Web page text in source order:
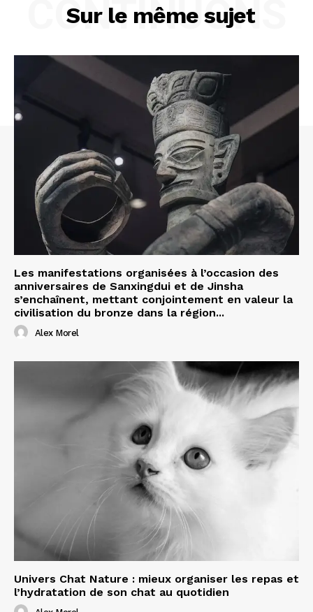
Sur le même sujet
CONTINUONS
Les manifestations organisées à l’occasion des
anniversaires de Sanxingdui et de Jinsha
s’enchaînent, mettant conjointement en valeur la
civilisation du bronze dans la région...
Alex Morel
Univers Chat Nature : mieux organiser les repas et
l’hydratation de son chat au quotidien